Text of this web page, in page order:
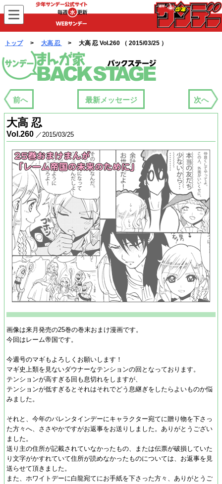
WEBサンデー
トップ> 大高 忍 > 大高 忍 Vol.260 （ 2015/03/25 ）
まんが家バックステージ
前へ 最新メッセージ 次へ
大高 忍
Vol.260 ／2015/03/25
画像は来月発売の25巻の巻末おまけ漫画です。
今回はレーム帝国です。
今週号のマギもよろしくお願いします！
マギ史上類を見ないダウナーなテンションの回となっております。
テンションが高すぎる回も息切れをしますが、
テンションが低すぎるとそれはそれでどう息継ぎをしたらよいものか悩
みました。
それと、今年のバレンタインデーにキャラクター宛てに贈り物を下さっ
た方々へ、ささやかですがお返事をお送りしました。ありがとうござい
ました。
送り主の住所が記載されていなかったもの、または伝票が破損していた
り文字がかすれていて住所が読めなかったものについては、お返事を見
送らせて頂きました。
また、ホワイトデーに白龍宛てにお手紙を下さった方々、ありがとうご